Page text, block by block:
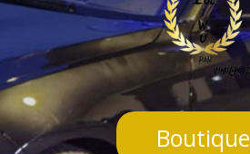
Boutique